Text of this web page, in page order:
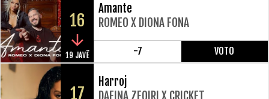
16
19 JAVË
Amante
ROMEO X DIONA FONA
-7 VOTO
17
Harroj
DAFINA ZEQIRI X CRICKET